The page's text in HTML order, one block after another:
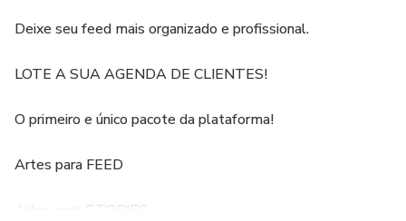
Deixe seu feed mais organizado e profissional.
LOTE A SUA AGENDA DE CLIENTES!
O primeiro e único pacote da plataforma!
Artes para FEED
Artes para STORIES